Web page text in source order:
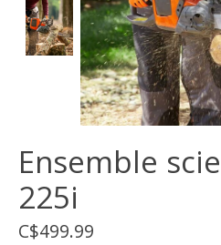
Ensemble
225i
C$499.99